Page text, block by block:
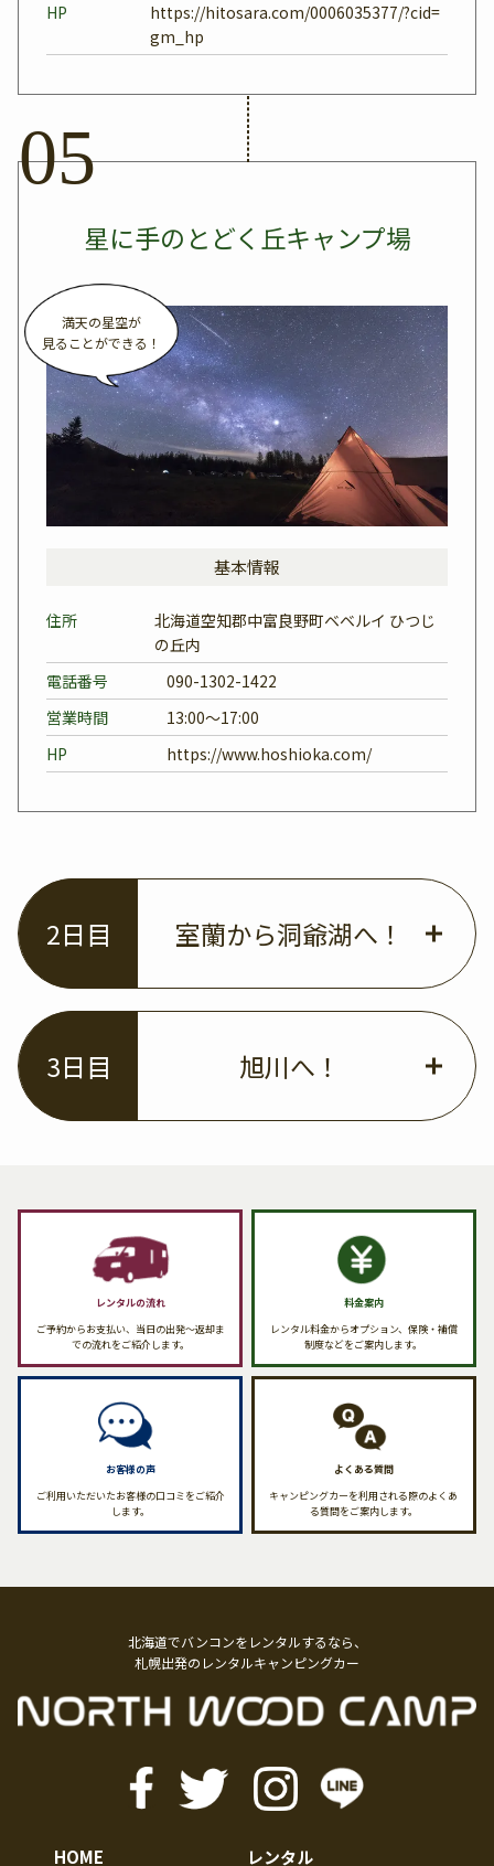
HP
https://hitosara.com/0006035377/?cid=
gm_hp
星に手のとどく丘キャンプ場
基本情報
住所
北海道空知郡中富良野町ベベルイ ひつじ
の丘内
電話番号
090-1302-1422
営業時間
13:00～17:00
HP
https://www.hoshioka.com/
満天の星空が
見ることができる！
2日目 室蘭から洞爺湖へ！
3日目 旭川へ！
レンタルの流れ
ご予約からお支払い、当日の出発〜返却ま
での流れをご紹介します。
料金案内
レンタル料金からオプション、保険・補償
制度などをご案内します。
お客様の声
ご利用いただいたお客様の口コミをご紹介
します。
よくある質問
キャンピングカーを利用される際のよくあ
る質問をご案内します。
北海道でバンコンをレンタルするなら、
札幌出発のレンタルキャンピングカー
HOME レンタル